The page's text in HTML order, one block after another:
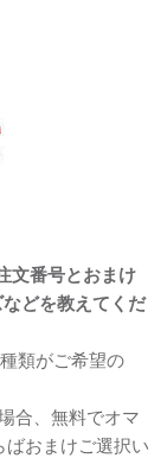
文番号とおまけ
どを教えてくだ
類がご希望の
合、無料でオマ
おまけご選択い